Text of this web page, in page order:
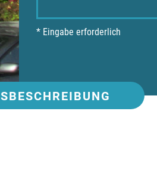
* Eingabe erforderlich
SBESCHREIBUNG